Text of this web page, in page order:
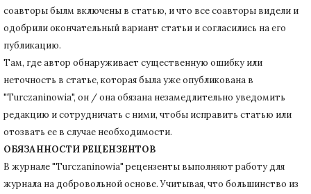
соавторы былм включены в статью, и что все соавторы видели и
одобрили окончательный вариант статьи и согласились на его
публикацию.
Там, где автор обнаруживает существенную ошибку или
неточность в статье, которая была уже опубликована в
"Turczaninowia", он / она обязана незамедлительно уведомить
редакцию и сотрудничать с ними, чтобы исправить статью или
отозвать ее в случае необходимости.
ОБЯЗАННОСТИ РЕЦЕНЗЕНТОВ
В журнале "Turczaninowia" рецензенты выполняют работу для
журнала на добровольной основе.Учитывая, что большинство из